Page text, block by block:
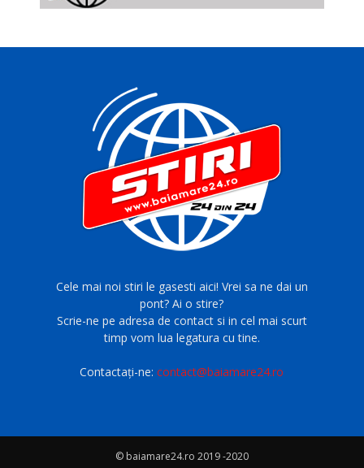
Cele mai noi stiri le gasesti aici! Vrei sa ne dai un
pont? Ai o stire?
Scrie-ne pe adresa de contact si in cel mai scurt
timp vom lua legatura cu tine.
Contactați-ne:contact@baiamare24.ro
© baiamare24.ro 2019 -2020